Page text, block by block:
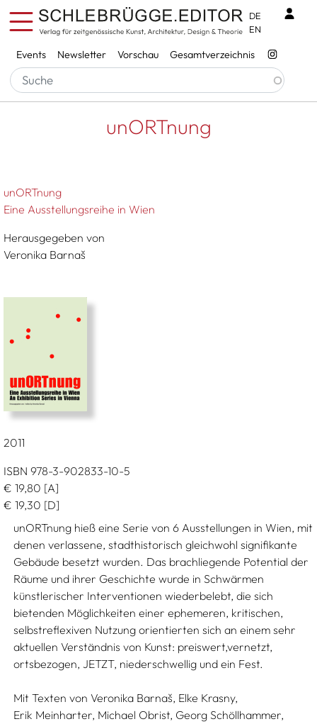
Direkt zum Inhalt
Services
Events Newsletter Vorschau Gesamtverzeichnis
DE
EN
Pfadnavigation
Startseite UnORTnung
unORTnung
unORTnung
Eine Ausstellungsreihe in Wien
Herausgegeben von
Veronika Barnaš
2011
ISBN 978-3-902833-10-5
€ 19,80 [A]
€ 19,30 [D]
unORTnung hieß eine Serie von 6 Ausstellungen in Wien, mit
denen verlassene, stadthistorisch gleichwohl signifikante
Gebäude besetzt wurden. Das brachliegende Potential der
Räume und ihrer Geschichte wurde in Schwärmen
künstlerischer Interventionen wiederbelebt, die sich
bietenden Möglichkeiten einer ephemeren, kritischen,
selbstreflexiven Nutzung orientierten sich an einem sehr
aktuellen Verständnis von Kunst: preiswert,vernetzt,
ortsbezogen, JETZT, niederschwellig und ein Fest.
Mit Texten von Veronika Barnaš, Elke Krasny,
Erik Meinharter, Michael Obrist, Georg Schöllhammer,